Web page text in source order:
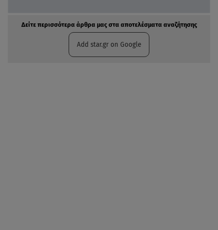
Δείτε περισσότερα άρθρα μας στα αποτελέσματα αναζήτησης
Add star.gr on Google